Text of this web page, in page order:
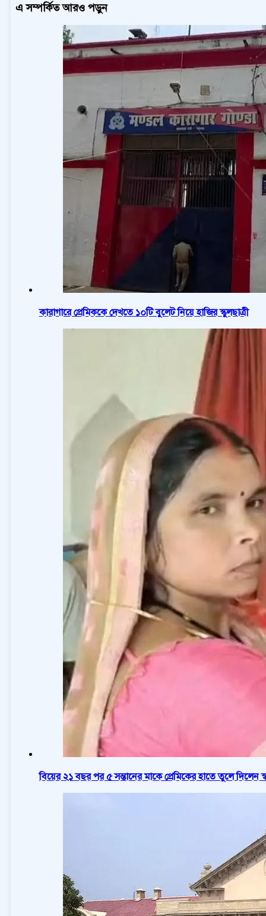
এ সম্পর্কিত আরও পড়ুন
কারাগারে প্রেমিককে দেখতে ১০টি বুলেট নিয়ে হাজির স্কুলছাত্রী
বিয়ের ২১ বছর পর ৫ সন্তানের মাকে প্রেমিকের হাতে তুলে দিলেন